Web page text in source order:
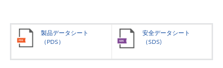
製品データシート
（PDS）
安全データシート
（SDS)